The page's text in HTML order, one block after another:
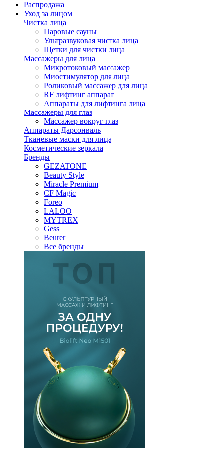
Распродажа
Уход за лицом
Чистка лица
Паровые сауны
Ультразвуковая чистка лица
Щетки для чистки лица
Массажеры для лица
Микротоковый массажер
Миостимулятор для лица
Роликовый массажер для лица
RF лифтинг аппарат
Аппараты для лифтинга лица
Массажеры для глаз
Массажер вокруг глаз
Аппараты Дарсонваль
Тканевые маски для лица
Косметические зеркала
Бренды
GEZATONE
Beauty Style
Miracle Premium
CF Magic
Foreo
LALOO
MYTREX
Gess
Beurer
Все бренды